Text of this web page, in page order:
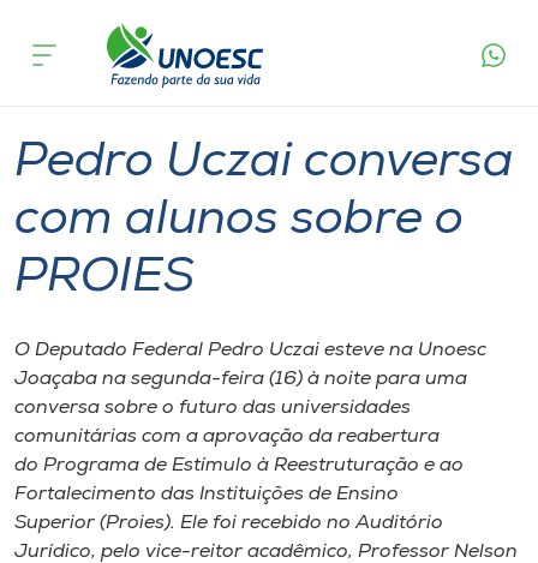
Cursos
Atendimento ao Estudante
Portal de Ensino
A
Internacionalização
acontece
Pedro Uczai conversa
com alunos sobre o
PROIES
O Deputado Federal Pedro Uczai esteve na Unoesc
Joaçaba na segunda-feira (16) à noite para uma
conversa sobre o futuro das universidades
comunitárias com a aprovação da reabertura
do Programa de Estímulo à Reestruturação e ao
Fortalecimento das Instituições de Ensino
Superior (Proies). Ele foi recebido no Auditório
Jurídico, pelo vice-reitor acadêmico, Professor Nelson